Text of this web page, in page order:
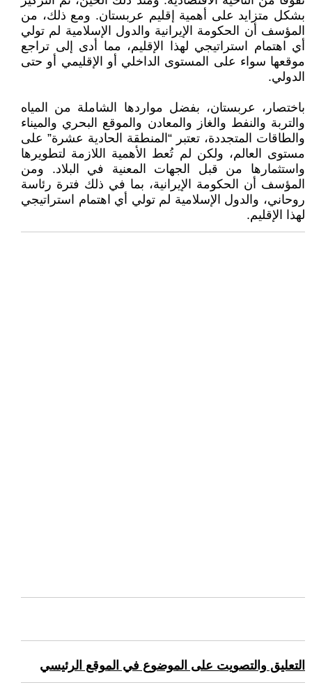
بشكل متزايد على أهمية إقليم عربستان. ومع ذلك، من
المؤسف أن الحكومة الإيرانية والدول الإسلامية لم تولي
أي اهتمام استراتيجي لهذا الإقليم، مما أدى إلى تراجع
موقعها سواء على المستوى الداخلي أو الإقليمي أو حتى
الدولي.
باختصار، عربستان، بفضل مواردها الشاملة من المياه
والتربة والنفط والغاز والمعادن والموقع البحري والميناء
والطاقات المتجددة، تعتبر “المنطقة الحادية عشرة” على
مستوى العالم، ولكن لم تُعط الأهمية اللازمة لتطويرها
واستثمارها من قبل الجهات المعنية في البلاد. ومن
المؤسف أن الحكومة الإيرانية، بما في ذلك فترة رئاسة
روحاني، والدول الإسلامية لم تولي أي اهتمام استراتيجي
لهذا الإقليم.
التعليق والتصويت على الموضوع في الموقع الرئيسي